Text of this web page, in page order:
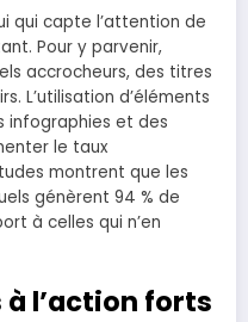
qui capte l’attention de
Pour y parvenir,
accrocheurs, des titres
L’utilisation d’éléments
infographies et des
le taux
montrent que les
génèrent 94 % de
à celles qui n’en
l’action forts